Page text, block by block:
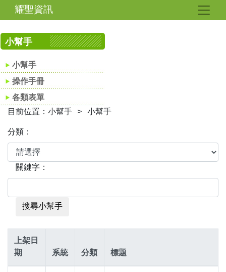
耀聖資訊
小幫手
小幫手
操作手冊
各類表單
目前位置：小幫手 > 小幫手
分類：
關鍵字：
上架日
期
系統 分類 標題